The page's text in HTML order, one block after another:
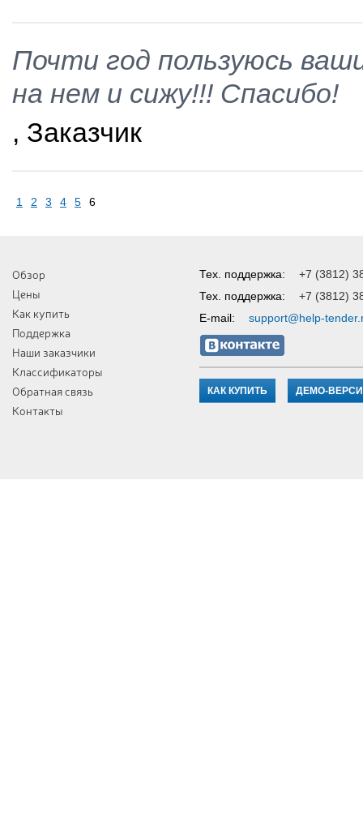
Почти год пользуюсь
на нем и сижу!!! Спасибо!
, Заказчик
1 2 3 4 5 6
Обзор
Цены
Как купить
Поддержка
Наши заказчики
Классификаторы
Обратная связь
Контакты
Тех. поддержка:
+7 (3812)
Тех. поддержка:
+7 (3812)
E-mail:
support@help-
КАК КУПИТЬ ДЕМО-